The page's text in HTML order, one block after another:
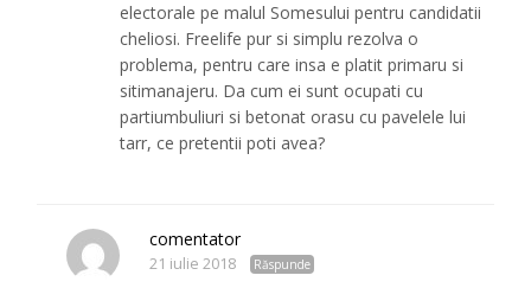
electorale pe malul Somesului pentru candidatii
cheliosi. Freelife pur si simplu rezolva o
problema, pentru care insa e platit primaru si
sitimanajeru. Da cum ei sunt ocupati cu
partiumbuliuri si betonat orasu cu pavelele lui
tarr, ce pretentii poti avea?
comentator
21 iulie 2018 Răspunde